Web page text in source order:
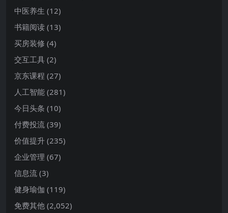
中医养生 (12)
书籍阅读 (13)
买房装修 (4)
交互工具 (2)
京东课程 (27)
人工智能 (281)
今日头条 (10)
付费投流 (39)
价值提升 (235)
企业管理 (67)
信息流 (3)
健身瑜伽 (119)
免费其他 (2,052)